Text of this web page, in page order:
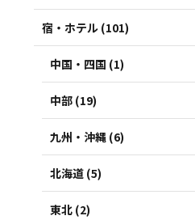
宿・ホテル (101)
中国・四国 (1)
中部 (19)
九州・沖縄 (6)
北海道 (5)
東北 (2)